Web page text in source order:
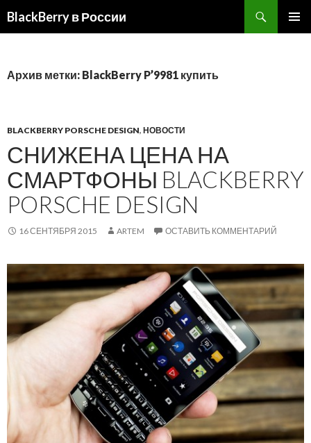
BlackBerry в России
Архив метки: BlackBerry P’9981 купить
BLACKBERRY PORSCHE DESIGN, НОВОСТИ
СНИЖЕНА ЦЕНА НА
СМАРТФОНЫ BLACKBERRY
PORSCHE DESIGN
16 СЕНТЯБРЯ 2015 ARTEM ОСТАВИТЬ КОММЕНТАРИЙ